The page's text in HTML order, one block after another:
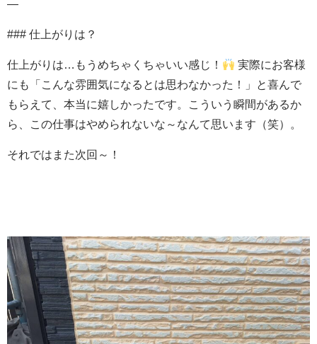
—
### 仕上がりは？
仕上がりは…もうめちゃくちゃいい感じ！
実際にお客様
にも「こんな雰囲気になるとは思わなかった！」と喜んで
もらえて、本当に嬉しかったです。こういう瞬間があるか
ら、この仕事はやめられないな～なんて思います（笑）。
それではまた次回～！